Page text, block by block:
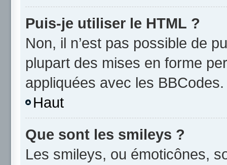
Puis-je utiliser le HTML ?
Non, il n’est pas possible de
plupart des mises en forme
appliquées avec les BBCodes.
Haut
Que sont les smileys ?
Les smileys, ou émoticônes,